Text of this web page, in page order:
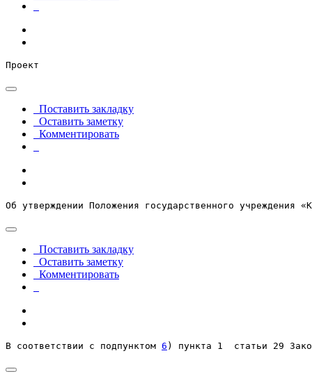
Проект
Поставить закладку
Оставить заметку
Комментировать
Об утверждении Положения государственного учреждения
Поставить закладку
Оставить заметку
Комментировать
В соответствии с подпунктом 6 ) пункта 1  статьи 29